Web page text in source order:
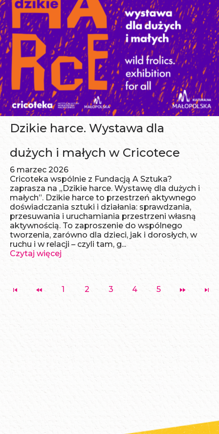
Dzikie harce. Wystawa dla
dużych i małych w Cricotece
6 marzec 2026
Cricoteka wspólnie z Fundacją A Sztuka?
zaprasza na „Dzikie harce. Wystawę dla dużych i
małych”. Dzikie harce to przestrzeń aktywnego
doświadczania sztuki i działania: sprawdzania,
przesuwania i uruchamiania przestrzeni własną
aktywnością. To zaproszenie do wspólnego
tworzenia, zarówno dla dzieci, jak i dorosłych, w
ruchu i w relacji – czyli tam, g...
Czytaj więcej
1 2 3 4 5